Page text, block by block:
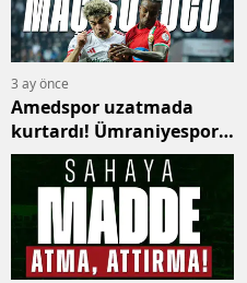
3 ay önce
Amedspor uzatmada
kurtardı! Ümraniyespor
karşısında avantaj kaçtı